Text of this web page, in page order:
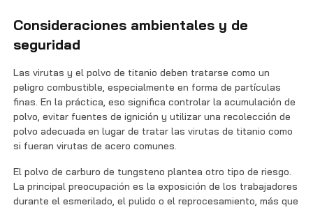
Consideraciones ambientales y de
seguridad
Las virutas y el polvo de titanio deben tratarse como un
peligro combustible, especialmente en forma de partículas
finas. En la práctica, eso significa controlar la acumulación de
polvo, evitar fuentes de ignición y utilizar una recolección de
polvo adecuada en lugar de tratar las virutas de titanio como
si fueran virutas de acero comunes.
El polvo de carburo de tungsteno plantea otro tipo de riesgo.
La principal preocupación es la exposición de los trabajadores
durante el esmerilado, el pulido o el reprocesamiento, más que